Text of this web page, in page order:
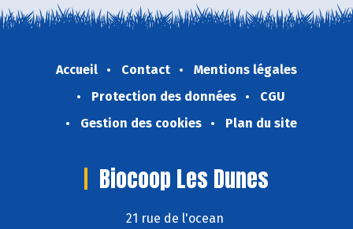
Accueil Contact
Mentions légales
Protection des données
CGU
Gestion des cookies
Plan du site
Biocoop Les Dunes
21 rue de l'ocean